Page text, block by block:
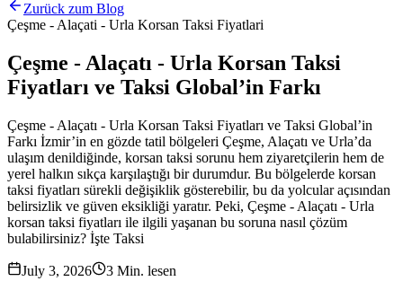
Zurück zum Blog
Çeşme - Alaçati - Urla Korsan Taksi Fiyatlari
Çeşme - Alaçatı - Urla Korsan Taksi
Fiyatları ve Taksi Global’in Farkı
Çeşme - Alaçatı - Urla Korsan Taksi Fiyatları ve Taksi Global’in
Farkı İzmir’in en gözde tatil bölgeleri Çeşme, Alaçatı ve Urla’da
ulaşım denildiğinde, korsan taksi sorunu hem ziyaretçilerin hem de
yerel halkın sıkça karşılaştığı bir durumdur. Bu bölgelerde korsan
taksi fiyatları sürekli değişiklik gösterebilir, bu da yolcular açısından
belirsizlik ve güven eksikliği yaratır. Peki, Çeşme - Alaçatı - Urla
korsan taksi fiyatları ile ilgili yaşanan bu soruna nasıl çözüm
bulabilirsiniz? İşte Taksi
July 3, 2026 3 Min. lesen